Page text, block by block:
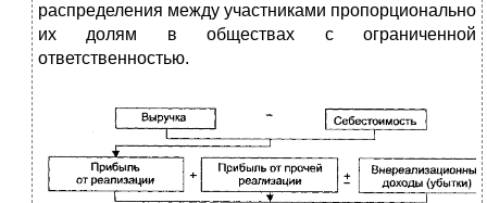
распределения между участниками пропорционально
их долям в обществах с ограниченной
ответственностью.